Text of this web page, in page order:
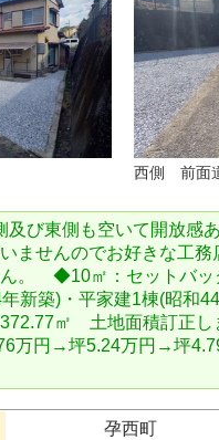
西側 前面
び東側も空いて開放感
ませんのでお好きな工
ん。 ◆10㎡：セットバ
年新築)・平家建1棟(昭
㎡ 土地面積訂正
万円→坪5.24万円→坪
孕西町